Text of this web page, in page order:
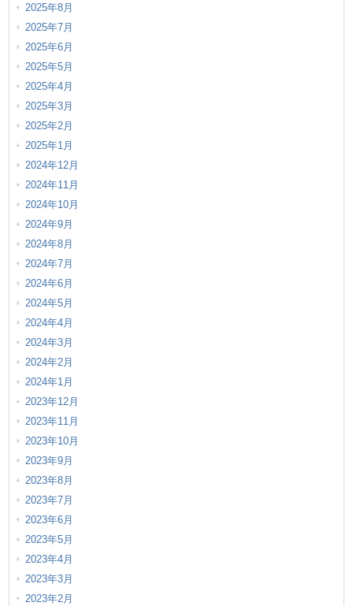
2025年8月
2025年7月
2025年6月
2025年5月
2025年4月
2025年3月
2025年2月
2025年1月
2024年12月
2024年11月
2024年10月
2024年9月
2024年8月
2024年7月
2024年6月
2024年5月
2024年4月
2024年3月
2024年2月
2024年1月
2023年12月
2023年11月
2023年10月
2023年9月
2023年8月
2023年7月
2023年6月
2023年5月
2023年4月
2023年3月
2023年2月